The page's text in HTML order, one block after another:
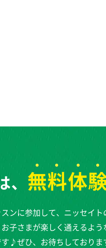
無料体
ンに参加して、ニッセイ
子さまが楽しく通えるよ
♪ぜひ、お待ちしておりま